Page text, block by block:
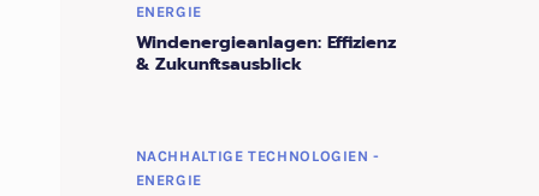
ENERGIE
Windenergieanlagen: Effizienz
& Zukunftsausblick
NACHHALTIGE TECHNOLOGIEN -
ENERGIE